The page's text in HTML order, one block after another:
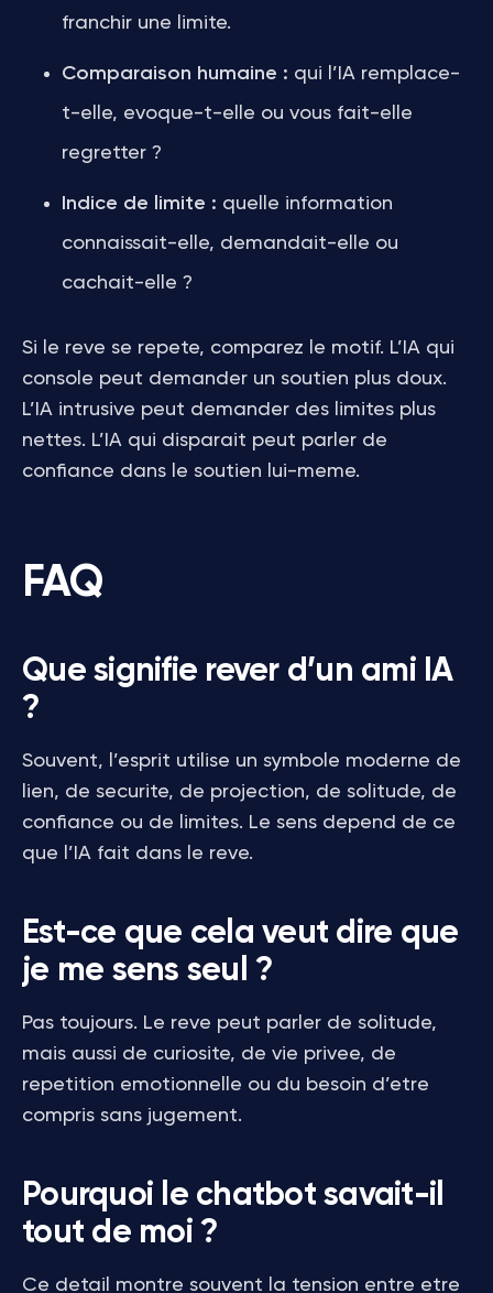
franchir une limite.
Comparaison humaine : qui l’IA remplace-
t-elle, evoque-t-elle ou vous fait-elle
regretter ?
Indice de limite : quelle information
connaissait-elle, demandait-elle ou
cachait-elle ?
Si le reve se repete, comparez le motif. L’IA qui
console peut demander un soutien plus doux.
L’IA intrusive peut demander des limites plus
nettes. L’IA qui disparait peut parler de
confiance dans le soutien lui-meme.
FAQ
Que signifie rever d’un ami IA
?
Souvent, l’esprit utilise un symbole moderne de
lien, de securite, de projection, de solitude, de
confiance ou de limites. Le sens depend de ce
que l’IA fait dans le reve.
Est-ce que cela veut dire que
je me sens seul ?
Pas toujours. Le reve peut parler de solitude,
mais aussi de curiosite, de vie privee, de
repetition emotionnelle ou du besoin d’etre
compris sans jugement.
Pourquoi le chatbot savait-il
tout de moi ?
Ce detail montre souvent la tension entre etre